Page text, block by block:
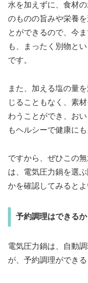
水を加えずに、食材
のものの旨みや栄養
とができるので、今
も、まったく別物と
です。
また、加える塩の量
じることもなく、素
わうことができ、お
もヘルシーで健康に
ですから、ぜひこの
は、電気圧力鍋を選
かを確認してみるとよ
予約調理はできるか
電気圧力鍋は、自動
が、予約調理ができ